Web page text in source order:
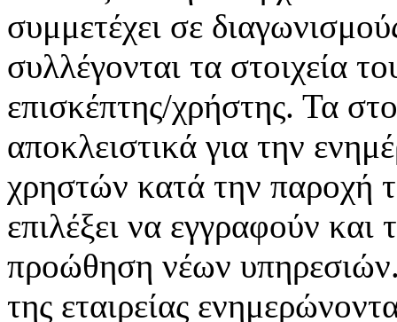
συμμετέχει σε
συλλέγονται τα στοιχεία
επισκέπτης/χρήστης. Τα
αποκλειστικά για την
χρηστών κατά την παροχή
επιλέξει να εγγραφούν
προώθηση νέων υπηρεσιών.
της εταιρείας